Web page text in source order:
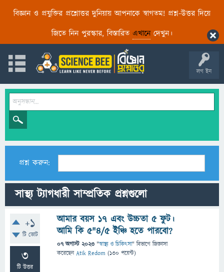
বিজ্ঞান ও প্রযুক্তির প্রশ্নোত্তর দুনিয়ায় আপনাকে স্বাগতম! প্রশ্ন-উত্তর দিয়ে
জিতে নিন পুরস্কার, বিস্তারিত এখানেদেখুন।
লগ ইন
প্রশ্ন করুন:
সাস্থ্য ট্যাগধারী সাম্প্রতিক প্রশ্নগুলো
+1
টি ভোট
3
টি উত্তর
আমার বয়স ১৭ এবং উচ্চতা 5 ফুট।
আমি কি ৫"৪/৫ ইঞ্চি হতে পারবো?
07 অগাস্ট 2023 "স্বাস্থ্য ও চিকিৎসা" বিভাগে জিজ্ঞাসা
করেছেনAtik Redom (130 পয়েন্ট)